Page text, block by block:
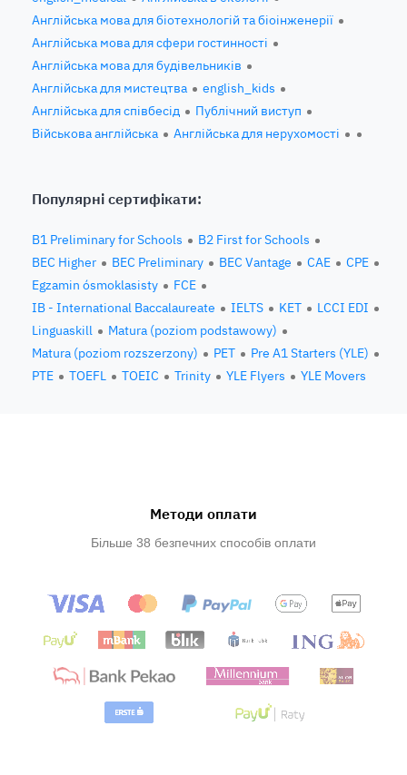
Англійська мова для біотехнологій та біоінженерії
Англійська мова для сфери гостинності
Англійська мова для будівельників
Англійська для мистецтва
english_kids
Англійська для співбесід
Публічний виступ
Військова англійська
Англійська для нерухомості
Популярні сертифікати:
B1 Preliminary for Schools
B2 First for Schools
BEC Higher
BEC Preliminary BEC Vantage CAE
CPE
Egzamin ósmoklasisty
FCE
IB - International Baccalaureate
IELTS KET
LCCI EDI
Linguaskill
Matura (poziom podstawowy)
Matura (poziom rozszerzony)
PET
Pre A1 Starters (YLE)
PTE
TOEFL TOEIC Trinity YLE Flyers YLE Movers
Методи оплати
Більше 38 безпечних способів оплати